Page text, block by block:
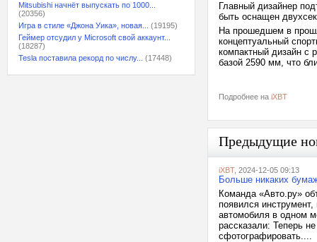
Mitsubishi начнёт выпускать по 1000...
(20356)
Игра в стиле «Джона Уика», новая...
(19195)
Геймер отсудил у Microsoft свой аккаунт...
(18287)
Tesla поставила рекорд по числу...
(17448)
Главный дизайнер
быть оснащен
На прошедшем в
концептуальный
компактный дизайн с
базой 2590 мм, что
Подробнее на iXBT
Предыдущие
iXBT, 2024-12-05 09:13
Больше никаких
Команда «Авто.ру»
появился
автомобиля в одном
рассказали: Теперь
сфотографировать....